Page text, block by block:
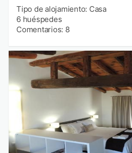
Tipo de alojamiento: Casa
6 huéspedes
Comentarios: 8